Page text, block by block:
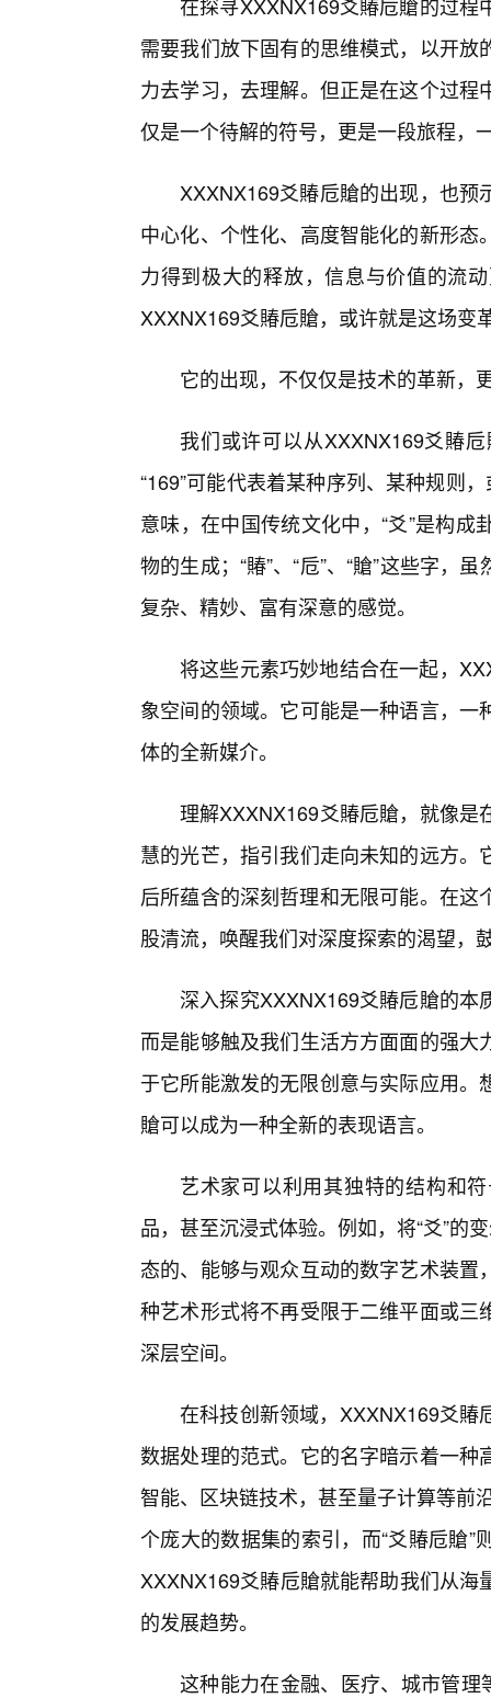
需要我们放下固有的思维模式，以开
力去学习，去理解。但正是在这个过
仅是一个待解的符号，更是一段旅程，
XXXNX169爻賰卮賶的出现，也
中心化、个性化、高度智能化的新形
力得到极大的释放，信息与价值的流
XXXNX169爻賰卮賶，或许就是这场变
它的出现，不仅仅是技术的革新，
我们或许可以从XXXNX169爻賰
“169”可能代表着某种序列、某种规则
意味，在中国传统文化中，“爻”是构
物的生成；“賰”、“卮”、“賶”这些字，
复杂、精妙、富有深意的感觉。
将这些元素巧妙地结合在一起，
象空间的领域。它可能是一种语言，
体的全新媒介。
理解XXXNX169爻賰卮賶，就像
慧的光芒，指引我们走向未知的远方
后所蕴含的深刻哲理和无限可能。在
股清流，唤醒我们对深度探索的渴望，
深入探究XXXNX169爻賰卮賶的
而是能够触及我们生活方方面面的强
于它所能激发的无限创意与实际应用
賶可以成为一种全新的表现语言。
艺术家可以利用其独特的结构和
品，甚至沉浸式体验。例如，将“爻”的
态的、能够与观众互动的数字艺术装
种艺术形式将不再受限于二维平面或
深层空间。
在科技创新领域，XXXNX169爻
数据处理的范式。它的名字暗示着一
智能、区块链技术，甚至量子计算等前
个庞大的数据集的索引，而“爻賰卮賶
XXXNX169爻賰卮賶就能帮助我们从
的发展趋势。
这种能力在金融、医疗、城市管理